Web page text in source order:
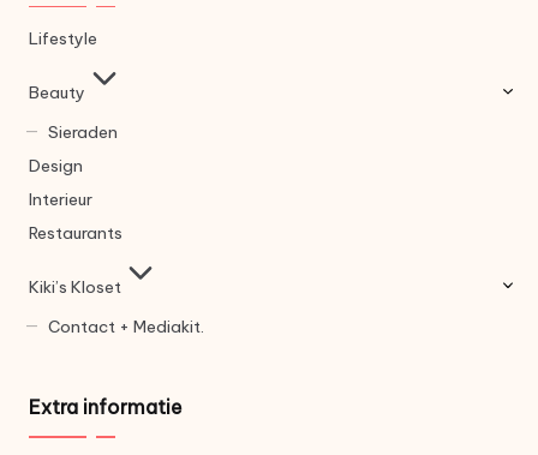
Lifestyle
Beauty
Sieraden
Design
Interieur
Restaurants
Kiki’s Kloset
Contact + Mediakit.
Extra informatie